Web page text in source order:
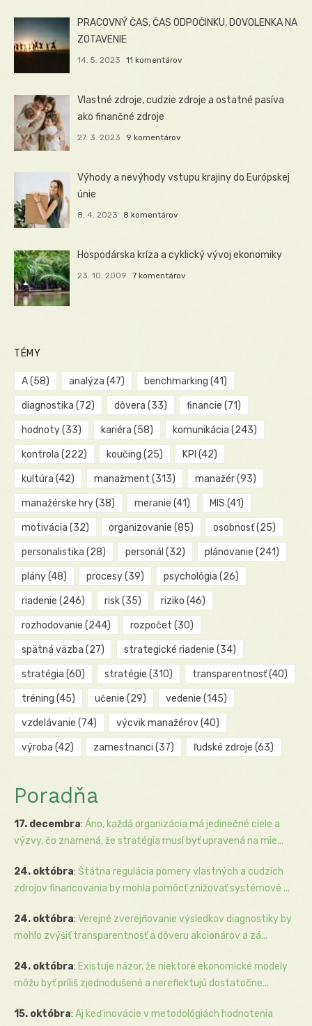
PRACOVNÝ ČAS, ČAS ODPOČINKU, DOVOLENKA NA
ZOTAVENIE
14. 5. 2023 11 komentárov
Vlastné zdroje, cudzie zdroje a ostatné pasíva
ako finančné zdroje
27. 3. 2023 9 komentárov
Výhody a nevýhody vstupu krajiny do Európskej
únie
8. 4. 2023 8 komentárov
Hospodárska kríza a cyklický vývoj ekonomiky
23. 10. 2009 7 komentárov
TÉMY
A(58) analýza (47) benchmarking (41)
diagnostika (72) dôvera (33) financie (71)
hodnoty(33) kariéra (58) komunikácia (243)
kontrola (222) koučing (25) KPI (42)
kultúra (42) manažment (313) manažér(93)
manažérske hry(38) meranie (41) MIS (41)
motivácia (32) organizovanie (85) osobnosť(25)
personalistika (28) personál (32) plánovanie (241)
plány(48) procesy(39) psychológia (26)
riadenie (246) risk(35) riziko (46)
rozhodovanie (244) rozpočet (30)
spätná väzba (27) strategické riadenie (34)
stratégia (60) stratégie (310) transparentnosť(40)
tréning (45) učenie (29) vedenie (145)
vzdelávanie (74) výcvik manažérov(40)
výroba (42) zamestnanci (37) ľudské zdroje (63)
Poradňa
17. decembra: Áno, každá organizácia má jedinečné ciele a
výzvy, čo znamená, že stratégia musí byť upravená na mie...
24. októbra: Štátna regulácia pomery vlastných a cudzích
zdrojov financovania by mohla pomôcť znižovať systémové ...
24. októbra: Verejné zverejňovanie výsledkov diagnostiky by
mohlo zvýšiť transparentnosť a dôveru akcionárov a zá...
24. októbra: Existuje názor, že niektoré ekonomické modely
môžu byť príliš zjednodušené a nereflektujú dostatočne...
15. októbra: Aj keď inovácie v metodológiách hodnotenia